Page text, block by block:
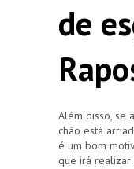
de
Além disso, se
chão está
é um bom
que irá realizar